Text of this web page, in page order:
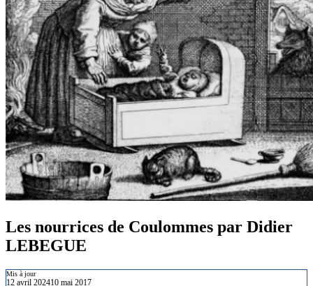
Les nourrices de Coulommes par Didier
LEBEGUE
Mis à jour
12 avril 202410 mai 2017